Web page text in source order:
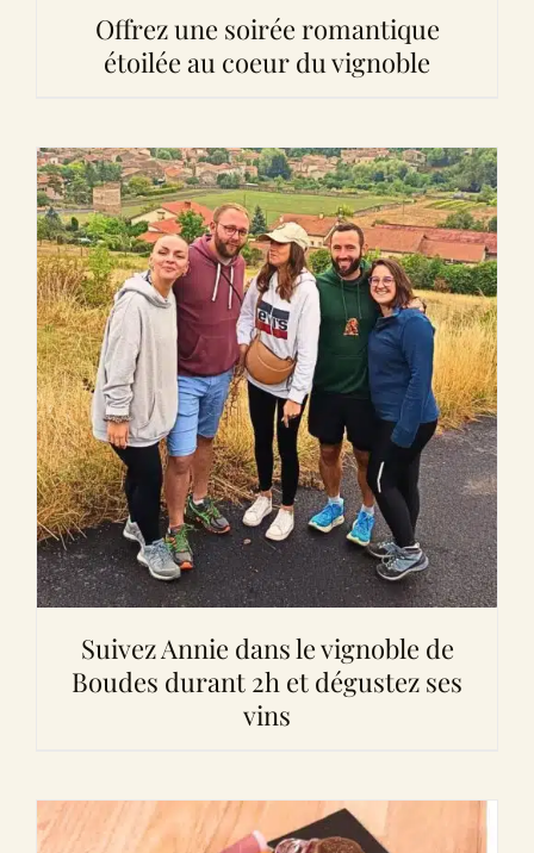
Offrez une soirée romantique
étoilée au coeur du vignoble
Suivez Annie dans le vignoble de
Boudes durant 2h et dégustez ses
vins